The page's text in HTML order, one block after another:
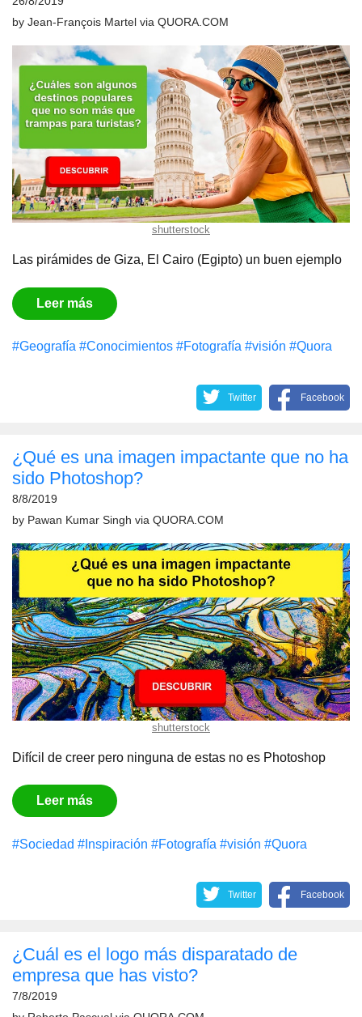
by Jean-François Martel via QUORA.COM
shutterstock
Las pirámides de Giza, El Cairo (Egipto) un buen ejemplo
Leer más
#Geografía #Conocimientos #Fotografía #visión #Quora
Twitter Facebook
¿Qué es una imagen impactante que no ha
sido Photoshop?
8/8/2019
by Pawan Kumar Singh via QUORA.COM
shutterstock
Difícil de creer pero ninguna de estas no es Photoshop
Leer más
#Sociedad #Inspiración #Fotografía #visión #Quora
Twitter Facebook
¿Cuál es el logo más disparatado de
empresa que has visto?
7/8/2019